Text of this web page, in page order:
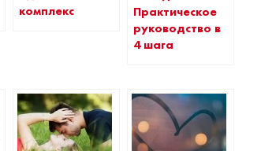
комплекс
Практическое
руководство в
4 шага